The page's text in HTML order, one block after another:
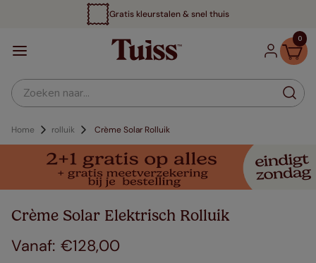
Gratis kleurstalen & snel thuis
0
Zoeken naar...
Home rolluik Crème Solar Rolluik
Crème Solar Elektrisch Rolluik
€128,00